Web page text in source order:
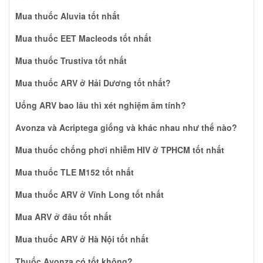
ARV ở Kon Tum tốt nhất Thuốc ARV 3 trong 1 có những loại nào?
Mua thuốc Aluvia tốt nhất
Mua thuốc EET Macleods tốt nhất
Mua thuốc Trustiva tốt nhất
Mua thuốc ARV ở Hải Dương tốt nhất?
Uống ARV bao lâu thì xét nghiệm âm tính?
Avonza và Acriptega giống và khác nhau như thế nào?
Mua thuốc chống phơi nhiễm HIV ở TPHCM tốt nhất
Mua thuốc TLE M152 tốt nhất
Mua thuốc ARV ở Vĩnh Long tốt nhất
Mua ARV ở đâu tốt nhất
Mua thuốc ARV ở Hà Nội tốt nhất